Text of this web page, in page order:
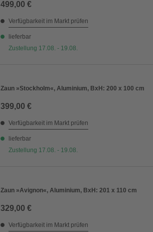
499,00 €
Verfügbarkeit im Markt prüfen
lieferbar
Zustellung 17.08. - 19.08.
Zaun »Stockholm«, Aluminium, BxH: 200 x 100 cm
399,00 €
Verfügbarkeit im Markt prüfen
lieferbar
Zustellung 17.08. - 19.08.
Zaun »Avignon«, Aluminium, BxH: 201 x 110 cm
329,00 €
Verfügbarkeit im Markt prüfen